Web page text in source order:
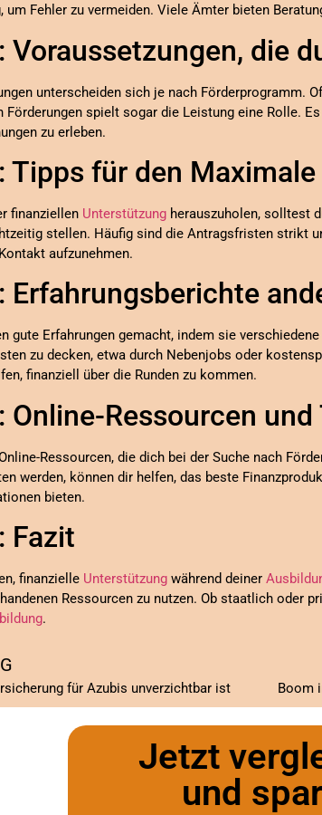
Fehler zu vermeiden. Viele Ämter bieten
die
unterscheiden sich je nach Förderprogramm.
Förderungen spielt sogar die Leistung eine Rolle.
zu erleben.
Tipps für den
finanziellen Unterstützung herauszuholen, solltest
stellen. Häufig sind die Antragsfristen strikt
aufzunehmen.
Erfahrungsberichte
gute Erfahrungen gemacht, indem sie
zu decken, etwa durch Nebenjobs oder
finanziell über die Runden zu kommen.
Ressourcen und
Ressourcen, die dich bei der Suche nach
werden, können dir helfen, das beste
bieten.
Fazit
finanzielle Unterstützung während deiner
Ressourcen zu nutzen. Ob staatlich oder
.
für Azubis unverzichtbar ist
Jetzt
und